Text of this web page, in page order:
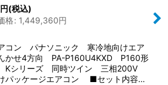
円(税込)
格: 1,449,360円
コン パナソニック 寒冷地向けエア
かせ4方向 PA-P160U4KXD P160形
Kシリーズ 同時ツイン 三相200V
パッケージエアコン ■セット内容…